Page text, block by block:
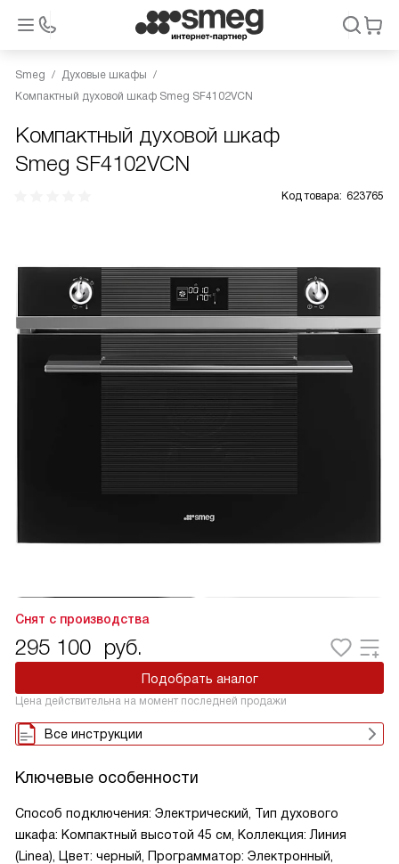
Smeg
Духовые шкафы
Компактный духовой шкаф Smeg SF4102VCN
Компактный духовой шкаф
Smeg SF4102VCN
Код товара: 623765
Снят с производства
295 100 руб.
Подобрать аналог
Цена действительна на момент последней продажи
Все инструкции
Ключевые особенности
Способ подключения: Электрический, Тип духового
шкафа: Компактный высотой 45 см, Коллекция: Линия
(Linea), Цвет: черный, Программатор: Электронный,